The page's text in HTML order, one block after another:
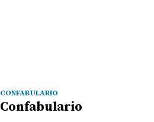
CONFABULARIO
Confabulario